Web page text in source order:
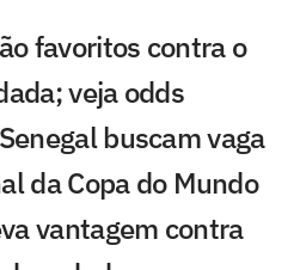
favoritos contra o
veja odds
buscam vaga
da Copa do Mundo
vantagem contra